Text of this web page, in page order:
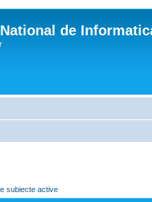
de
subiecte active